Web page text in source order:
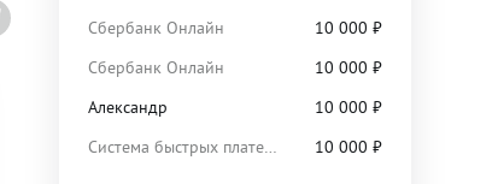
Сбербанк Онлайн
10 000 ₽
Сбербанк Онлайн
10 000 ₽
Александр
10 000 ₽
Система быстрых платежей
10 000 ₽